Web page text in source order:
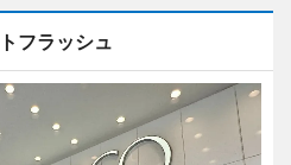
フラッシュ